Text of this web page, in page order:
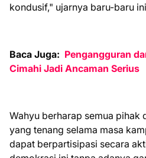
kondusif," ujarnya baru-baru
Baca Juga: Pengangguran
Cimahi Jadi Ancaman Serius
Wahyu berharap semua pihak
yang tenang selama masa
dapat berpartisipasi secara